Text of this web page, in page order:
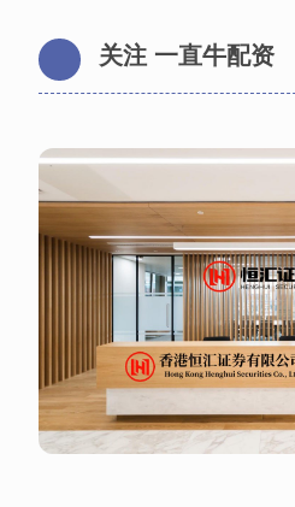
关注 一直牛配资